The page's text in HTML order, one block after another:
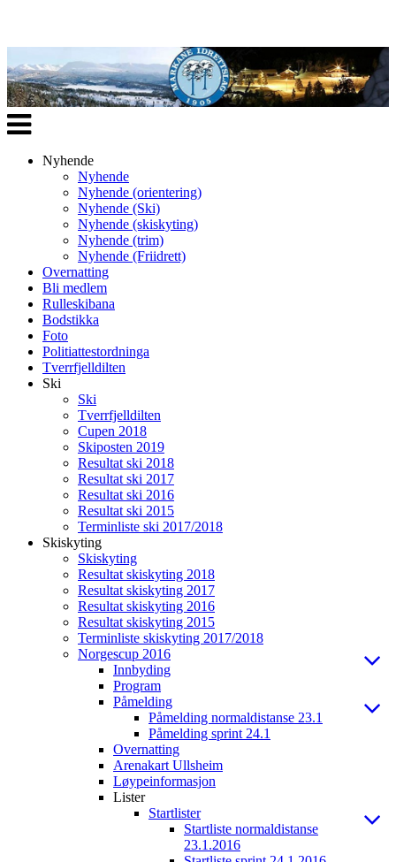
Veksle
navigasjon
Nyhende
Nyhende
Nyhende (orientering)
Nyhende (Ski)
Nyhende (skiskyting)
Nyhende (trim)
Nyhende (Friidrett)
Overnatting
Bli medlem
Rulleskibana
Bodstikka
Foto
Politiattestordninga
Tverrfjelldilten
Ski
Ski
Tverrfjelldilten
Cupen 2018
Skiposten 2019
Resultat ski 2018
Resultat ski 2017
Resultat ski 2016
Resultat ski 2015
Terminliste ski 2017/2018
Skiskyting
Skiskyting
Resultat skiskyting 2018
Resultat skiskyting 2017
Resultat skiskyting 2016
Resultat skiskyting 2015
Terminliste skiskyting 2017/2018
Norgescup 2016
Innbyding
Program
Påmelding
Påmelding normaldistanse 23.1
Påmelding sprint 24.1
Overnatting
Arenakart Ullsheim
Løypeinformasjon
Lister
Startlister
Startliste normaldistanse
23.1.2016